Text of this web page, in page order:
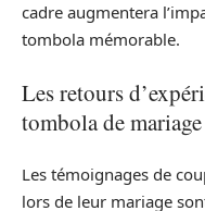
cadre augmentera
tombola mémorable.
Les retours
tombola de mariage
Les témoignages de
lors de leur mariage